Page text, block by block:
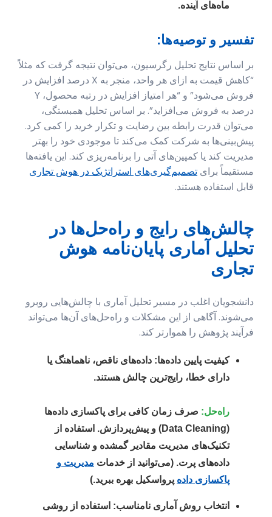
ماه‌های آینده.
تفسیر و توصیه‌ها:
بر اساس نتایج تحلیل رگرسیون، می‌توان نتیجه گرفت که مثلاً
“کاهش قیمت به ازای هر واحد، منجر به X درصد افزایش در
فروش می‌شود” و “هر امتیاز افزایش در رتبه محصول، Y
درصد به فروش می‌افزاید”. بر اساس تحلیل همبستگی،
می‌توان قدرت رابطه بین رضایت و تکرار خرید را کمی کرد.
پیش‌بینی‌ها به شرکت کمک می‌کند تا موجودی خود را بهتر
مدیریت کند یا کمپین‌های آتی را برنامه‌ریزی کند. این یافته‌ها
مستقیماً برای تصمیم‌گیری‌های استراتژیک در هوش تجاری
قابل استفاده هستند.
چالش‌های رایج و راه‌حل‌ها در
تحلیل آماری پایان‌نامه هوش
تجاری
دانشجویان اغلب در مسیر تحلیل آماری با چالش‌هایی روبرو
می‌شوند. آگاهی از این مشکلات و راه‌حل‌های آن‌ها می‌تواند
فرآیند پژوهش را هموارتر کند.
کیفیت پایین داده‌ها: داده‌های ناقص، ناهماهنگ یا
دارای خطا، رایج‌ترین چالش هستند.
راه‌حل: صرف زمان کافی برای پاکسازی داده‌ها
(Data Cleaning) و پیش‌پردازش. استفاده از
تکنیک‌های مدیریت مقادیر گمشده و شناسایی
داده‌های پرت. (می‌توانید از خدمات مدیریت و
پاکسازی داده پرواسکیل بهره ببرید.)
انتخاب روش آماری نامناسب: استفاده از روشی